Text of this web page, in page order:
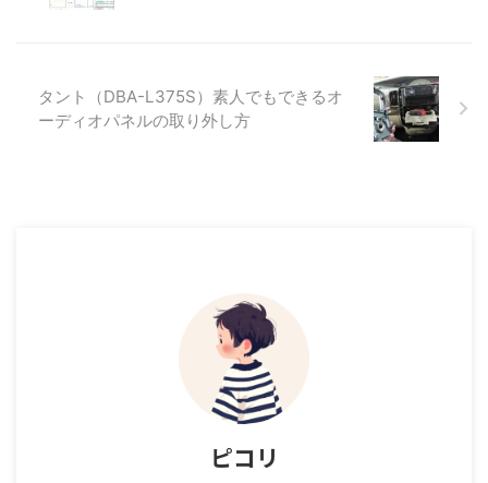
タント（DBA-L375S）素人でもできるオ
ーディオパネルの取り外し方
ピコリ